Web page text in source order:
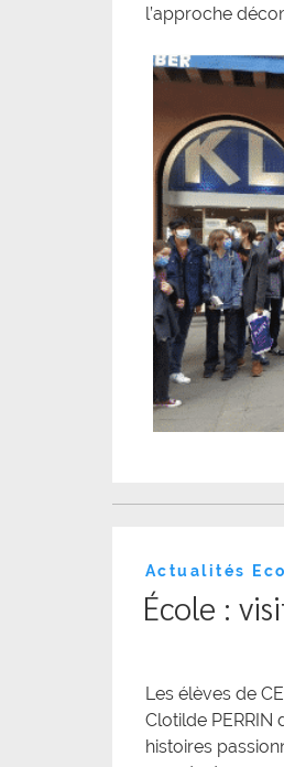
l’approche
Actualités
École :
Les élèves de
Clotilde
histoires